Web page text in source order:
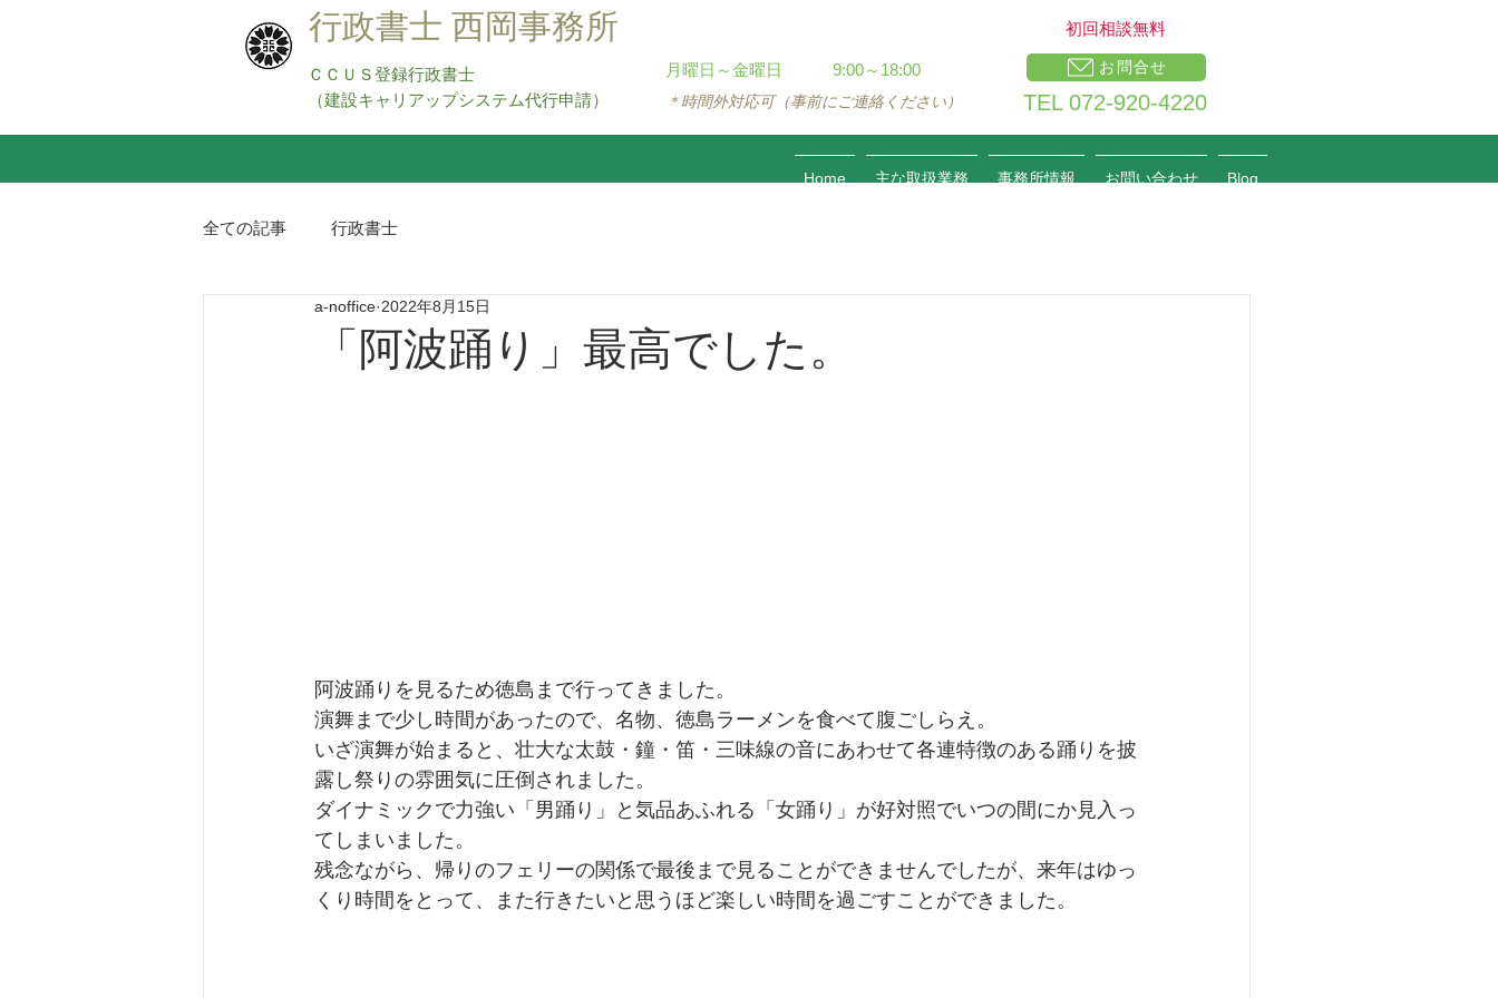
​行政書士 西岡事務所
ＣＣＵＳ登録行政書士
（建設キャリアップシステム代行申請）
​月曜日～金曜日 9:00～18:00
＊時間外対応可（事前にご連絡ください）
​初回相談無料
お問合せ
TEL 072-920-4220
Home 主な取扱業務 事務所情報 お問い合わせ Blog
全ての記事 行政書士
「阿波踊り」最高でした。
a-noffice 2022年8月15日
阿波踊りを見るため徳島まで行ってきました。
演舞まで少し時間があったので、名物、徳島ラーメンを食べて腹ごしらえ。
いざ演舞が始まると、壮大な太鼓・鐘・笛・三味線の音にあわせて各連特徴のある踊りを披
露し祭りの雰囲気に圧倒されました。
ダイナミックで力強い「男踊り」と気品あふれる「女踊り」が好対照でいつの間にか見入っ
てしまいました。
残念ながら、帰りのフェリーの関係で最後まで見ることができませんでしたが、来年はゆっ
くり時間をとって、また行きたいと思うほど楽しい時間を過ごすことができました。